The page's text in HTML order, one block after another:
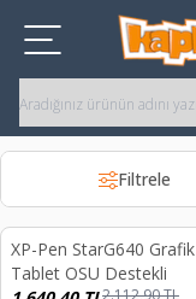
Filtrele
%22
XP-Pen StarG640 Grafik
Tablet OSU Destekli
2.112,90TL